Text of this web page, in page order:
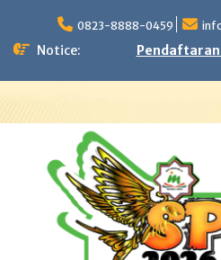
content
0823-8888-0459
Notice: